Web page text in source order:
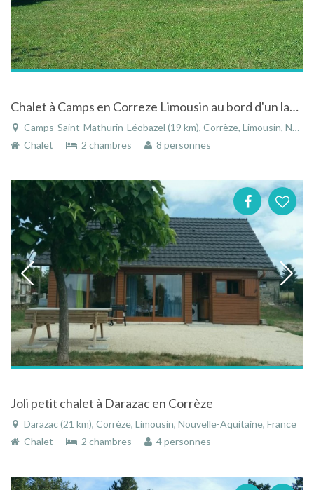
Chalet à Camps en Correze Limousin au bord d'un lac avec vue dégagée ,pour les amoureux de la nature
Camps-Saint-Mathurin-Léobazel (19 km), Corrèze, Limousin, Nouvelle-Aquitaine, France
Chalet
2 chambres 8 personnes
Joli petit chalet à Darazac en Corrèze
Darazac (21 km), Corrèze, Limousin, Nouvelle-Aquitaine, France
Chalet
2 chambres 4 personnes